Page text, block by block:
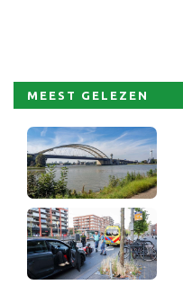
MEEST GELEZEN